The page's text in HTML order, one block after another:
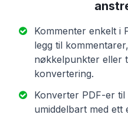
Kommenter enkelt i
legg til
nøkkelpunkter eller
konvertering.
Konverter PDF-er
umiddelbart med ett